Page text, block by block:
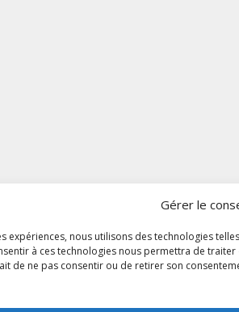
Gérer le
expériences, nous utilisons des technologies
à ces technologies nous permettra de
de ne pas consentir ou de retirer son